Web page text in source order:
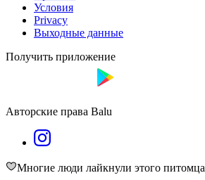
Условия
Privacy
Выходные данные
Получить приложение
Авторские права Balu
Многие люди лайкнули этого питомца